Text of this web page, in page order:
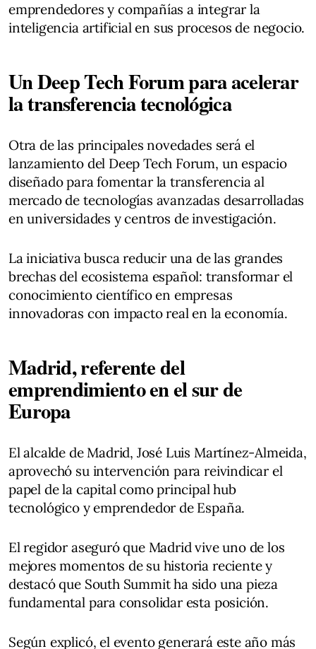
emprendedores y compañías a integrar la
inteligencia artificial en sus procesos de negocio.
Un Deep Tech Forum para acelerar
la transferencia tecnológica
Otra de las principales novedades será el
lanzamiento del Deep Tech Forum, un espacio
diseñado para fomentar la transferencia al
mercado de tecnologías avanzadas desarrolladas
en universidades y centros de investigación.
La iniciativa busca reducir una de las grandes
brechas del ecosistema español: transformar el
conocimiento científico en empresas
innovadoras con impacto real en la economía.
Madrid, referente del
emprendimiento en el sur de
Europa
El alcalde de Madrid, José Luis Martínez-Almeida,
aprovechó su intervención para reivindicar el
papel de la capital como principal hub
tecnológico y emprendedor de España.
El regidor aseguró que Madrid vive uno de los
mejores momentos de su historia reciente y
destacó que South Summit ha sido una pieza
fundamental para consolidar esta posición.
Según explicó, el evento generará este año más